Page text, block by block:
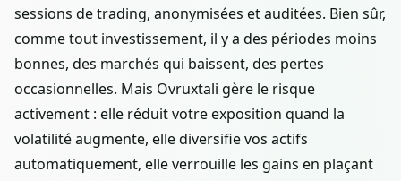
sessions de trading, anonymisées et auditées. Bien sûr,
comme tout investissement, il y a des périodes moins
bonnes, des marchés qui baissent, des pertes
occasionnelles. Mais Ovruxtali gère le risque
activement : elle réduit votre exposition quand la
volatilité augmente, elle diversifie vos actifs
automatiquement, elle verrouille les gains en plaçant